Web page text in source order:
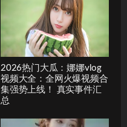
2026热门大瓜：娜娜vlog
视频大全：全网火爆视频合
集强势上线！ 真实事件汇
总